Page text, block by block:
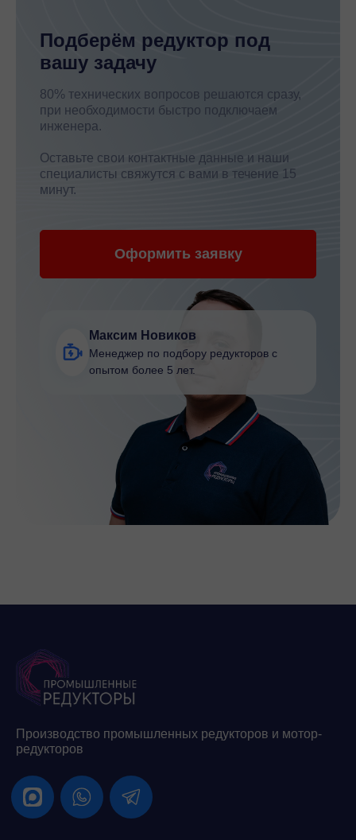
Подберём редуктор под
вашу задачу
80% технических вопросов решаются сразу,
при необходимости быстро подключаем
инженера.
Оставьте свои контактные данные и наши
специалисты свяжутся с вами в течение 15
минут.
Оформить заявку
Максим Новиков
Менеджер по подбору редукторов с
опытом более 5 лет.
Производство промышленных редукторов и мотор-
редукторов